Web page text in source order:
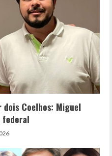
dois Coelhos: Miguel
federal